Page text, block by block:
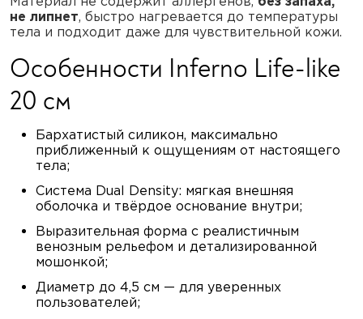
не липнет, быстро нагревается до температуры
тела и подходит даже для чувствительной кожи.
Особенности Inferno Life-like
20 см
Бархатистый силикон, максимально
приближенный к ощущениям от настоящего
тела;
Система Dual Density: мягкая внешняя
оболочка и твёрдое основание внутри;
Выразительная форма с реалистичным
венозным рельефом и детализированной
мошонкой;
Диаметр до 4,5 см — для уверенных
пользователей;